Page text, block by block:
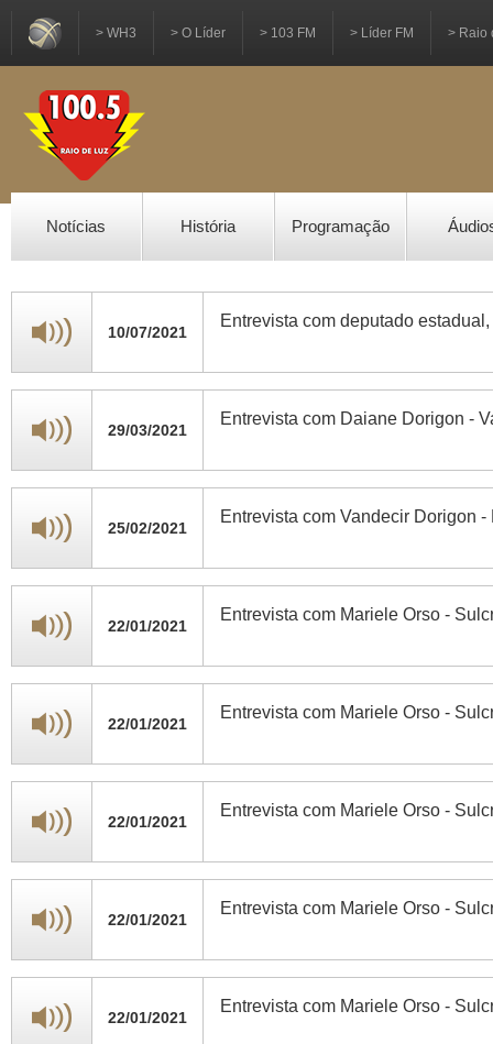
> WH3 > O Líder > 103 FM > Líder FM > Raio
Notícias História Programação
10/07/2021
Entrevista com deputado
29/03/2021
Entrevista com Daiane Dorigon -
25/02/2021
Entrevista com Vandecir Dorigon
22/01/2021
Entrevista com Mariele Orso -
22/01/2021
Entrevista com Mariele Orso -
22/01/2021
Entrevista com Mariele Orso -
22/01/2021
Entrevista com Mariele Orso -
22/01/2021
Entrevista com Mariele Orso -